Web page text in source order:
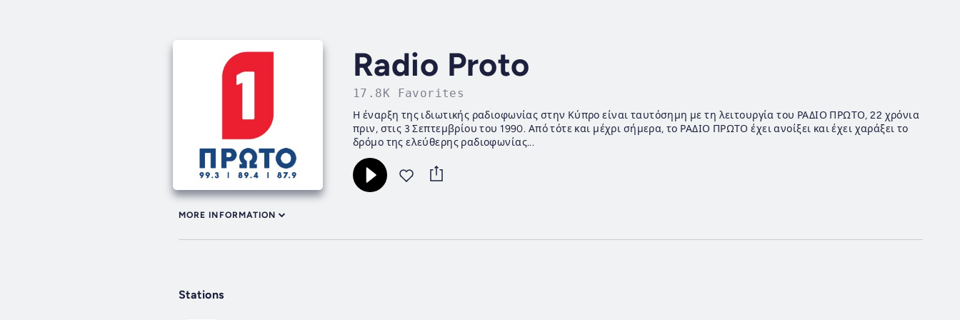
Radio Proto
17.8K Favorites
Η έναρξη της ιδιωτικής ραδιοφωνίας στην Κύπρο είναι ταυτόσημη με τη λειτουργία του ΡΑΔΙΟ ΠΡΩΤΟ, 22 χρόνια
πριν, στις 3 Σεπτεμβρίου του 1990. Από τότε και μέχρι σήμερα, το ΡΑΔΙΟ ΠΡΩΤΟ έχει ανοίξει και έχει χαράξει το
δρόμο της ελεύθερης ραδιοφωνίας...
MORE INFORMATION
Stations